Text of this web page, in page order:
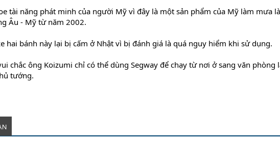
tài năng phát minh của người Mỹ vì đây là một sản phẩm của Mỹ làm mưa
Âu - Mỹ từ năm 2002.
hai bánh này lại bị cấm ở Nhật vì bị đánh giá là quá nguy hiểm khi sử dụng.
chắc ông Koizumi chỉ có thể dùng Segway để chạy từ nơi ở sang văn phòng
tướng.